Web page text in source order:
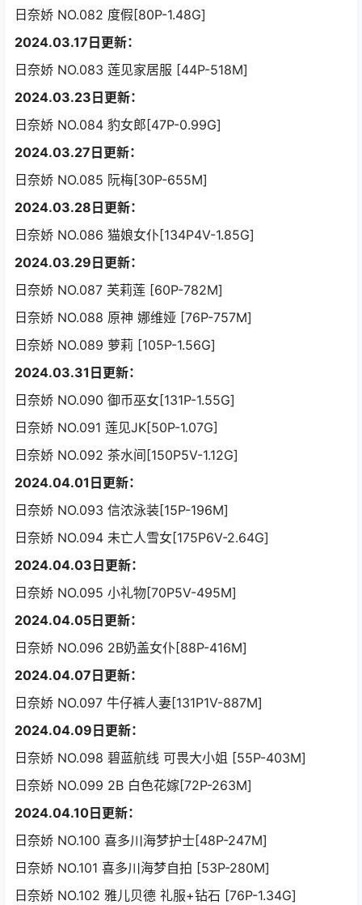
日奈娇 NO.082 度假[80P-1.48G]
2024.03.17日更新：
日奈娇 NO.083 莲见家居服 [44P-518M]
2024.03.23日更新：
日奈娇 NO.084 豹女郎[47P-0.99G]
2024.03.27日更新：
日奈娇 NO.085 阮梅[30P-655M]
2024.03.28日更新：
日奈娇 NO.086 猫娘女仆[134P4V-1.85G]
2024.03.29日更新：
日奈娇 NO.087 芙莉莲 [60P-782M]
日奈娇 NO.088 原神 娜维娅 [76P-757M]
日奈娇 NO.089 萝莉 [105P-1.56G]
2024.03.31日更新：
日奈娇 NO.090 御币巫女[131P-1.55G]
日奈娇 NO.091 莲见JK[50P-1.07G]
日奈娇 NO.092 茶水间[150P5V-1.12G]
2024.04.01日更新：
日奈娇 NO.093 信浓泳装[15P-196M]
日奈娇 NO.094 未亡人雪女[175P6V-2.64G]
2024.04.03日更新：
日奈娇 NO.095 小礼物[70P5V-495M]
2024.04.05日更新：
日奈娇 NO.096 2B奶盖女仆[88P-416M]
2024.04.07日更新：
日奈娇 NO.097 牛仔裤人妻[131P1V-887M]
2024.04.09日更新：
日奈娇 NO.098 碧蓝航线 可畏大小姐 [55P-403M]
日奈娇 NO.099 2B 白色花嫁[72P-263M]
2024.04.10日更新：
日奈娇 NO.100 喜多川海梦护士[48P-247M]
日奈娇 NO.101 喜多川海梦自拍 [53P-280M]
日奈娇 NO.102 雅儿贝德 礼服+钻石 [76P-1.34G]